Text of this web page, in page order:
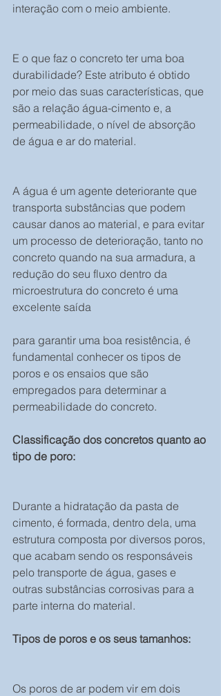
interação com o meio ambiente.
E o que faz o concreto ter uma boa
durabilidade? Este atributo é obtido
por meio das suas características, que
são a relação água-cimento e, a
permeabilidade, o nível de absorção
de água e ar do material.
A água é um agente deteriorante que
transporta substâncias que podem
causar danos ao material, e para evitar
um processo de deterioração, tanto no
concreto quando na sua armadura, a
redução do seu fluxo dentro da
microestrutura do concreto é uma
excelente saída
para garantir uma boa resistência, é
fundamental conhecer os tipos de
poros e os ensaios que são
empregados para determinar a
permeabilidade do concreto.
Classificação dos concretos quanto ao
tipo de poro:
Durante a hidratação da pasta de
cimento, é formada, dentro dela, uma
estrutura composta por diversos poros,
que acabam sendo os responsáveis
pelo transporte de água, gases e
outras substâncias corrosivas para a
parte interna do material.
Tipos de poros e os seus tamanhos:
Os poros de ar podem vir em dois